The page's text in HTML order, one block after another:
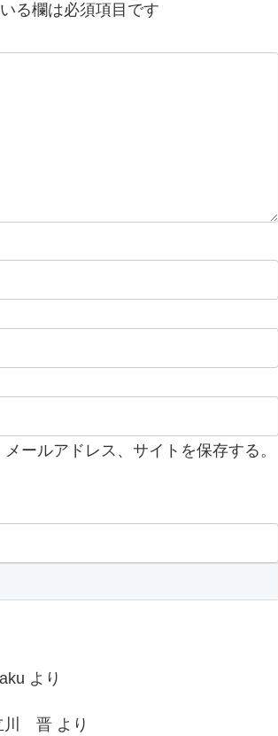
る欄は必須項目です
ールアドレス、サイトを保存する。
より
川 晋 より